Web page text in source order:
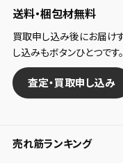
新着通知を「する
が入荷した際に、
「お知らせ」で通知
保存された検索
条件を変更した
件一覧」から画面
索条件一覧」で確認
送料・梱包材無料
買取申し込み後にお届け
し込みもボタンひとつです。
査定・買取申し込み
売れ筋ランキング